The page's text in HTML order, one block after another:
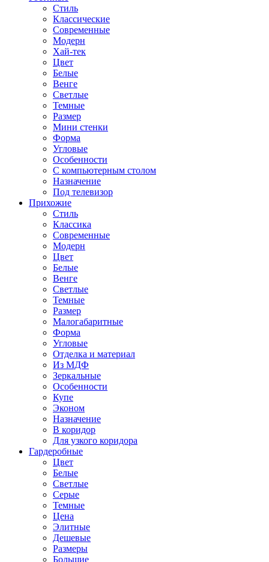
Стиль
Классические
Современные
Модерн
Хай-тек
Цвет
Белые
Венге
Светлые
Темные
Размер
Мини стенки
Форма
Угловые
Особенности
С компьютерным столом
Назначение
Под телевизор
Прихожие
Стиль
Классика
Современные
Модерн
Цвет
Белые
Венге
Светлые
Темные
Размер
Малогабаритные
Форма
Угловые
Отделка и материал
Из МДФ
Зеркальные
Особенности
Купе
Эконом
Назначение
В коридор
Для узкого коридора
Гардеробные
Цвет
Белые
Светлые
Серые
Темные
Цена
Элитные
Дешевые
Размеры
Большие